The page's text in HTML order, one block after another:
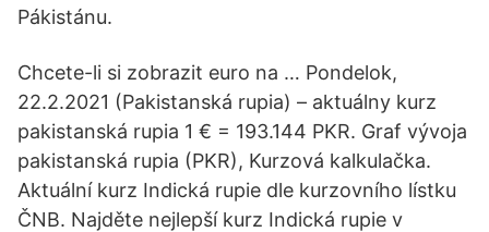
Pákistánu.
Chcete-li si zobrazit euro na … Pondelok,
22.2.2021 (Pakistanská rupia) – aktuálny kurz
pakistanská rupia 1 € = 193.144 PKR. Graf vývoja
pakistanská rupia (PKR), Kurzová kalkulačka.
Aktuální kurz Indická rupie dle kurzovního lístku
ČNB. Najděte nejlepší kurz Indická rupie v